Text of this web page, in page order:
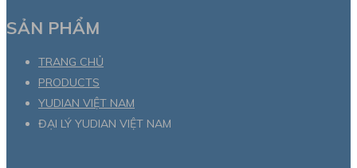
SẢN PHẨM
TRANG CHỦ
PRODUCTS
YUDIAN VIỆT NAM
ĐẠI LÝ YUDIAN VIỆT NAM